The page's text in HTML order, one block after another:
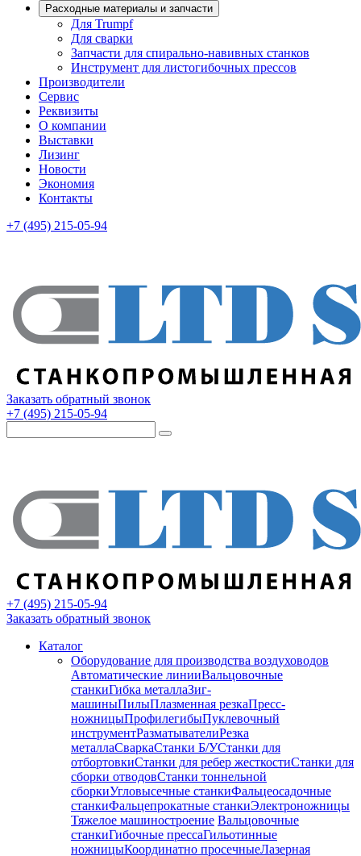
Расходные материалы и запчасти
Для Trumpf
Для сварки
Запчасти для спирально-навивных станков
Инструмент для листогибочных прессов
Производители
Сервис
Реквизиты
О компании
Выставки
Лизинг
Новости
Экономия
Контакты
+7 (495) 215-05-94
Заказать обратный звонок
+7 (495) 215-05-94
+7 (495) 215-05-94
Заказать обратный звонок
Каталог
Оборудование для производства воздуховодов
Автоматические линииВальцовочные
станкиГибка металлаЗиг-
машиныПилыПлазменная резкаПресс-
ножницыПрофилегибыПуклевочный
инструментРазматывателиРезка
металлаСваркаСтанки Б/УСтанки для
отбортовкиСтанки для ребер жесткостиСтанки для
сборки отводовСтанки тоннельной
сборкиУгловысечные станкиФальцеосадочные
станкиФальцепрокатные станкиЭлектроножницы
Тяжелое машиностроение Вальцовочные
станкиГибочные прессаГильотинные
ножницыКоординатно просечныеЛазерная